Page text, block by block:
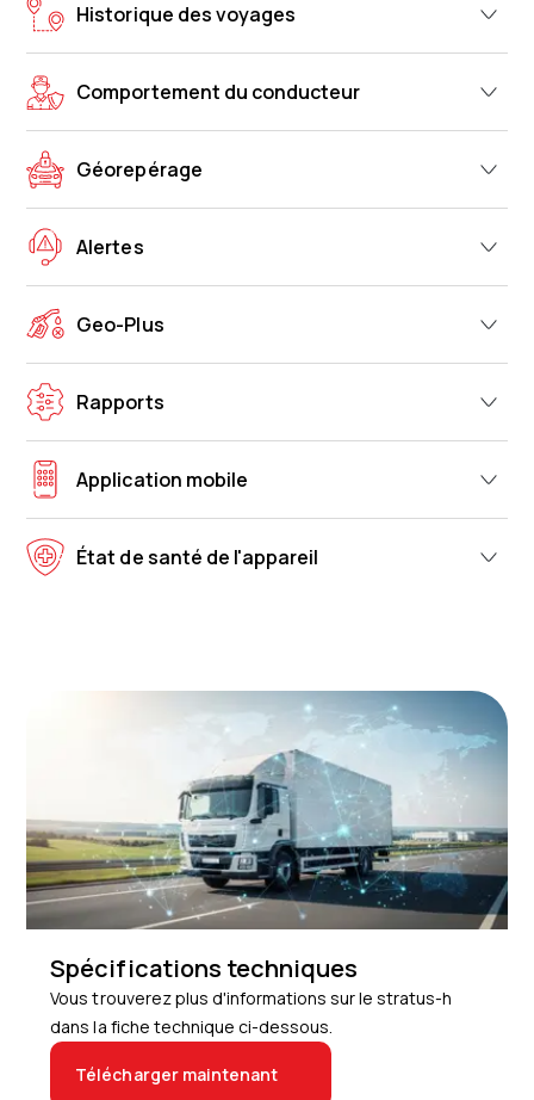
Historique des voyages
Comportement du conducteur
Géorepérage
Alertes
Geo-Plus
Rapports
Application mobile
État de santé de l'appareil
Spécifications techniques
Vous trouverez plus d'informations sur le stratus-h
dans la fiche technique ci-dessous.
Télécharger maintenant